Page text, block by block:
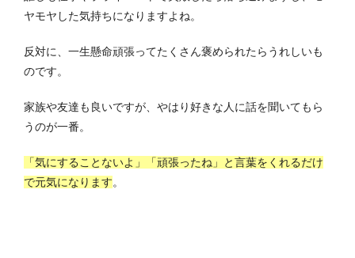
ヤモヤした気持ちになりますよね。
反対に、一生懸命頑張ってたくさん褒められたらうれしいも
のです。
家族や友達も良いですが、やはり好きな人に話を聞いてもら
うのが一番。
「気にすることないよ」「頑張ったね」と言葉をくれるだけ
で元気になります。